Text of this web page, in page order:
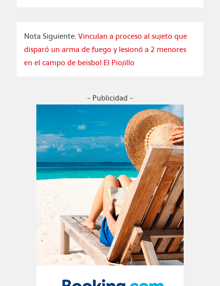
Nota Siguiente:Vinculan a proceso al sujeto que
disparó un arma de fuego y lesionó a 2 menores
en el campo de beisbol El Piojillo
- Publicidad -